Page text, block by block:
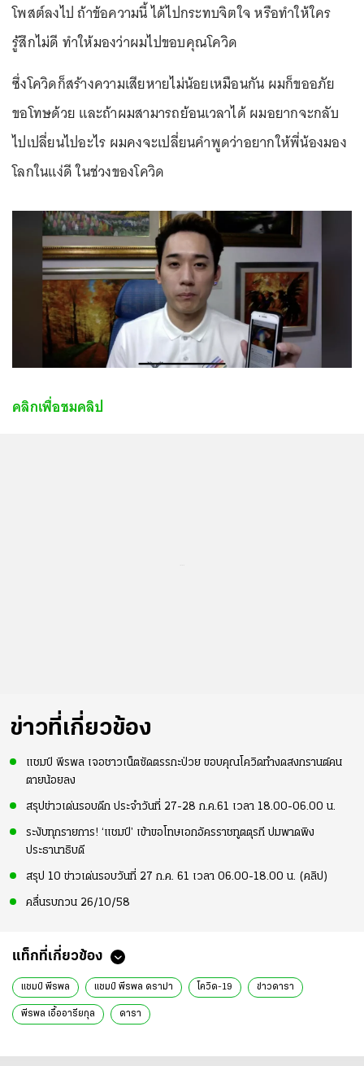
โพสต์ลงไป ถ้าข้อความนี้ ได้ไปกระทบจิตใจ หรือทำให้ใคร
รู้สึกไม่ดี ทำให้มองว่าผมไปขอบคุณโควิด
ซึ่งโควิดก็สร้างความเสียหายไม่น้อยเหมือนกัน ผมก็ขออภัย
ขอโทษด้วย และถ้าผมสามารถย้อนเวลาได้ ผมอยากจะกลับ
ไปเปลี่ยนไปอะไร ผมคงจะเปลี่ยนคำพูดว่าอยากให้พี่น้องมอง
โลกในแง่ดี ในช่วงของโควิด
คลิกเพื่อชมคลิป
ข่าวที่เกี่ยวข้อง
แชมป์ พีรพล เจอชาวเน็ตซัดตรรกะป่วย ขอบคุณโควิดทำงดสงกรานต์คน
ตายน้อยลง
สรุปข่าวเด่นรอบดึก ประจำวันที่ 27-28 ก.ค.61 เวลา 18.00-06.00 น.
ระงับทุกรายการ! ‘แชมป์’ เข้าขอโทษเอกอัครราชทูตตุรกี ปมพาดพิง
ประธานาธิบดี
สรุป 10 ข่าวเด่นรอบวันที่ 27 ก.ค. 61 เวลา 06.00-18.00 น. (คลิป)
คลื่นรบกวน 26/10/58
แท็กที่เกี่ยวข้อง
แชมป์ พีรพล แชมป์ พีรพล ดราม่า โควิด-19 ข่าวดารา
พีรพล เอื้ออารียกุล ดารา